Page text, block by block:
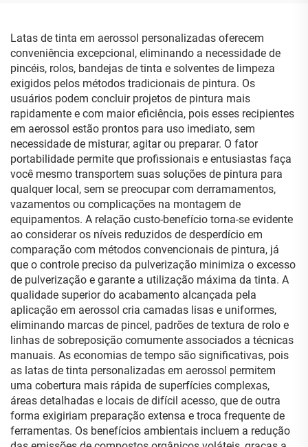
Latas de tinta em aerossol personalizadas oferecem
conveniência excepcional, eliminando a necessidade de
pincéis, rolos, bandejas de tinta e solventes de limpeza
exigidos pelos métodos tradicionais de pintura. Os
usuários podem concluir projetos de pintura mais
rapidamente e com maior eficiência, pois esses recipientes
em aerossol estão prontos para uso imediato, sem
necessidade de misturar, agitar ou preparar. O fator
portabilidade permite que profissionais e entusiastas faça
você mesmo transportem suas soluções de pintura para
qualquer local, sem se preocupar com derramamentos,
vazamentos ou complicações na montagem de
equipamentos. A relação custo-benefício torna-se evidente
ao considerar os níveis reduzidos de desperdício em
comparação com métodos convencionais de pintura, já
que o controle preciso da pulverização minimiza o excesso
de pulverização e garante a utilização máxima da tinta. A
qualidade superior do acabamento alcançada pela
aplicação em aerossol cria camadas lisas e uniformes,
eliminando marcas de pincel, padrões de textura de rolo e
linhas de sobreposição comumente associados a técnicas
manuais. As economias de tempo são significativas, pois
as latas de tinta personalizadas em aerossol permitem
uma cobertura mais rápida de superfícies complexas,
áreas detalhadas e locais de difícil acesso, que de outra
forma exigiriam preparação extensa e troca frequente de
ferramentas. Os benefícios ambientais incluem a redução